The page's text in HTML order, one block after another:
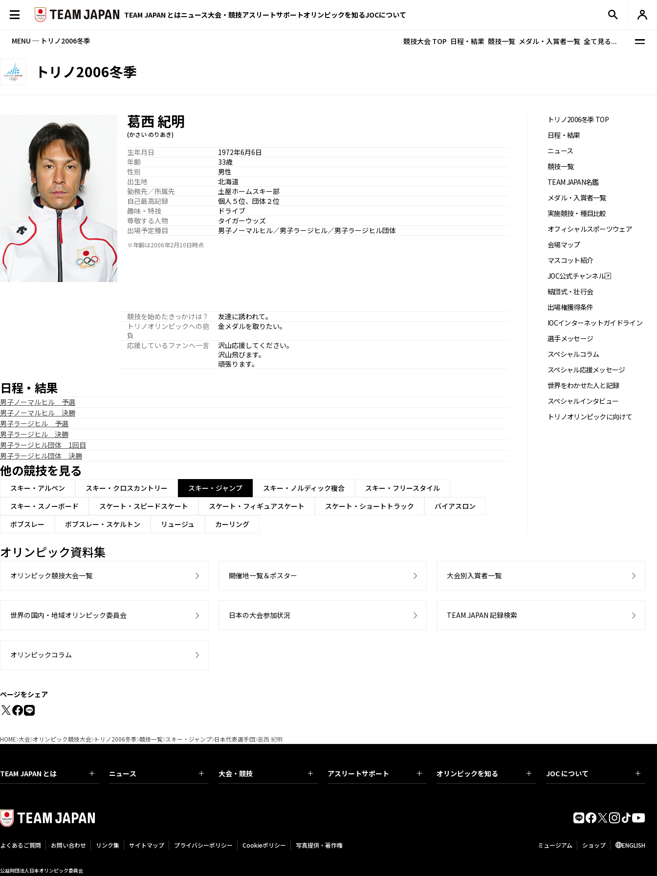
TEAM JAPAN とはニュース大会・競技アスリートサポートオリンピックを知るJOCについて
MENU ─ トリノ2006冬季 競技大会 TOP 日程・結果 競技一覧 メダル・入賞者一覧 全て見る...
トリノ2006冬季
葛西 紀明
(かさい のりあき)
生年月日
1972年6月6日
年齢
33歳
性別
男性
出生地
北海道
勤務先／所属先
土屋ホームスキー部
自己最高記録
個人５位、団体２位
趣味・特技
ドライブ
尊敬する人物
タイガーウッズ
出場予定種目
男子ノーマルヒル／男子ラージヒル／男子ラージヒル団体
※年齢は2006年2月10日時点
競技を始めたきっかけは？
友達に誘われて。
トリノオリンピックへの抱
負
金メダルを取りたい。
応援しているファンへ一言
沢山応援してください。
沢山飛びます。
頑張ります。
日程・結果
男子ノーマルヒル 予選
男子ノーマルヒル 決勝
男子ラージヒル 予選
男子ラージヒル 決勝
男子ラージヒル団体 1回目
男子ラージヒル団体 決勝
他の競技を見る
スキー・アルペン スキー・クロスカントリー スキー・ジャンプ スキー・ノルディック複合
スキー・フリースタイル
スキー・スノーボード
スケート・スピードスケート スケート・フィギュアスケート スケート・ショートトラック
バイアスロン
ボブスレー
ボブスレー・スケルトン リュージュ カーリング
トリノ2006冬季 TOP
日程・結果
ニュース
競技一覧
TEAM JAPAN名鑑
メダル・入賞者一覧
実施競技・種目比較
オフィシャルスポーツウェア
会場マップ
マスコット紹介
JOC公式チャンネル
結団式・壮行会
出場権獲得条件
IOCインターネットガイドライン
選手メッセージ
スペシャルコラム
スペシャル応援メッセージ
世界をわかせた人と記録
スペシャルインタビュー
トリノオリンピックに向けて
オリンピック資料集
オリンピック競技大会一覧 開催地一覧＆ポスター 大会別入賞者一覧
世界の国内・地域オリンピック委員会 日本の大会参加状況 TEAM JAPAN 記録検索
オリンピックコラム
ページをシェア
HOME 大会 オリンピック競技大会 トリノ2006冬季 競技一覧 スキー・ジャンプ 日本代表選手団 葛西 紀明
TEAM JAPAN とは ニュース 大会・競技 アスリートサポート オリンピックを知る JOC について
よくあるご質問 お問い合わせ リンク集 サイトマップ プライバシーポリシー Cookieポリシー 写真提供・著作権 ミュージアム ショップ ENGLISH
公益財団法人日本オリンピック委員会